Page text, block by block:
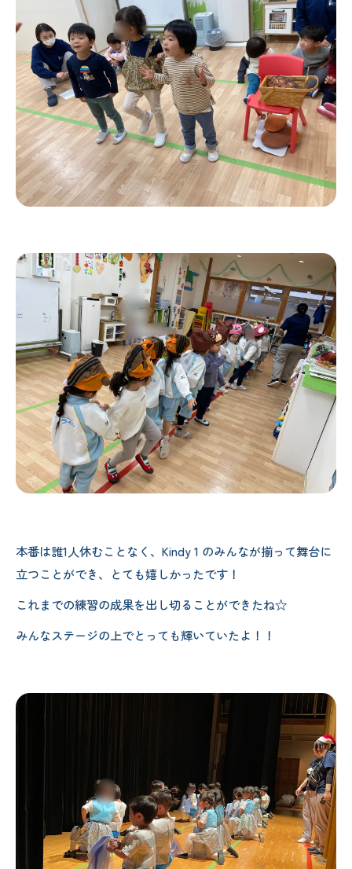
本番は誰1人休むことなく、Kindy 1 のみんなが揃って舞台に
立つことができ、とても嬉しかったです！
これまでの練習の成果を出し切ることができたね☆
みんなステージの上でとっても輝いていたよ！！